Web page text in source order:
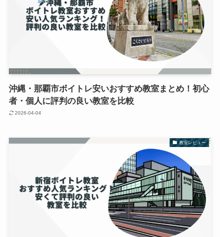
沖縄・那覇市ボイトレ安いおすすめ教室まとめ！初心
者・個人に評判の良い教室を比較
2026-04-04
教室レビュー